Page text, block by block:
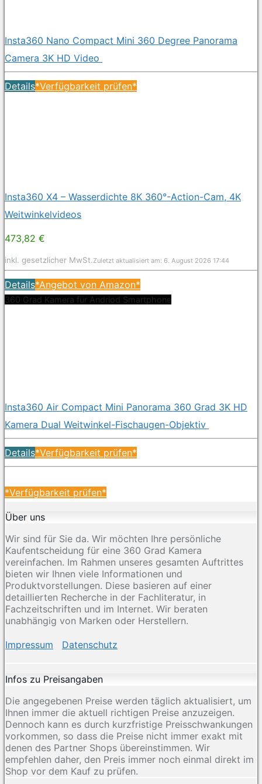
Insta360 Nano Compact Mini 360 Degree Panorama
Camera 3K HD Video
Details*Verfügbarkeit prüfen*
Insta360 X4 – Wasserdichte 8K 360°-Action-Cam, 4K
Weitwinkelvideos
473,82 €
inkl. gesetzlicher MwSt.Zuletzt aktualisiert am: 6. August 2026 17:44
Details*Angebot von Amazon*
360 Grad Kamera für Andriod Smartphone
Insta360 Air Compact Mini Panorama 360 Grad 3K HD
Kamera Dual Weitwinkel-Fischaugen-Objektiv
Details*Verfügbarkeit prüfen*
*Verfügbarkeit prüfen*
Über uns
Wir sind für Sie da. Wir möchten Ihre persönliche
Kaufentscheidung für eine 360 Grad Kamera
vereinfachen. Im Rahmen unseres gesamten Auftrittes
bieten wir Ihnen viele Informationen und
Produktvorstellungen. Diese basieren auf einer
detaillierten Recherche in der Fachliteratur, in
Fachzeitschriften und im Internet. Wir beraten
unabhängig von Marken oder Herstellern.
Impressum Datenschutz
Infos zu Preisangaben
Die angegebenen Preise werden täglich aktualisiert, um
Ihnen immer die aktuell richtigen Preise anzuzeigen.
Dennoch kann es durch kurzfristige Preisschwankungen
vorkommen, so dass die Preise nicht immer exakt mit
denen des Partner Shops übereinstimmen. Wir
empfehlen daher, den Preis immer noch einmal direkt im
Shop vor dem Kauf zu prüfen.